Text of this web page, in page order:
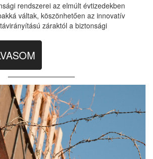
rendszerei az elmúlt évtizedekben
váltak, köszönhetően az innovatív
záraktól a biztonsági